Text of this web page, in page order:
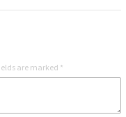
are marked *